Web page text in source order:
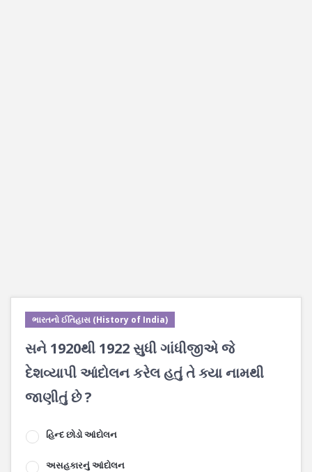
ભારતનો ઈતિહાસ (History of India)
સને 1920થી 1922 સુધી ગાંધીજીએ જે
દેશવ્યાપી આંદોલન કરેલ હતું તે ક્યા નામથી
જાણીતું છે ?
હિન્દ છોડો આંદોલન
અસહકારનું આંદોલન